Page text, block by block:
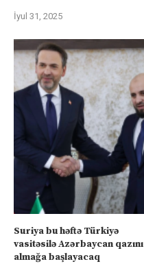
İyul 31, 2025
Suriya bu həftə Türkiyə
vasitəsilə Azərbaycan qazını
almağa başlayacaq